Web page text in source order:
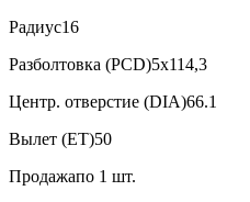
Радиус16
Разболтовка (PCD)5x114,3
Центр. отверстие (DIA)66.1
Вылет (ET)50
Продажапо 1 шт.